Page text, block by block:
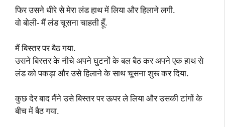
फिर उसने धीरे से मेरा लंड हाथ में लिया और हिलाने लगी.
वो बोली- मैं लंड चूसना चाहती हूँ.
मैं बिस्तर पर बैठ गया.
उसने बिस्तर के नीचे अपने घुटनों के बल बैठ कर अपने एक हाथ से
लंड को पकड़ा और उसे हिलाने के साथ चूसना शुरू कर दिया.
कुछ देर बाद मैंने उसे बिस्तर पर ऊपर ले लिया और उसकी टांगों के
बीच में बैठ गया.